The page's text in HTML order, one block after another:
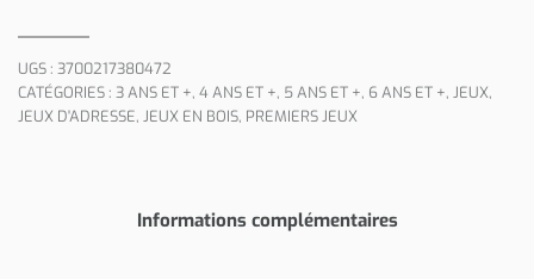
UGS : 3700217380472
CATÉGORIES : 3 ANS ET +, 4 ANS ET +, 5 ANS ET +, 6 ANS ET +, JEUX,
JEUX D'ADRESSE, JEUX EN BOIS, PREMIERS JEUX
Informations complémentaires